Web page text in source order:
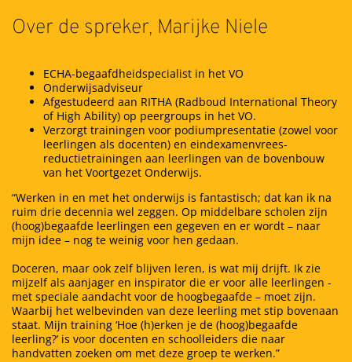
Over de spreker, Marijke Niele
ECHA-begaafdheidspecialist in het VO
Onderwijsadviseur
Afgestudeerd aan RITHA (Radboud International Theory
of High Ability) op peergroups in het VO.
Verzorgt trainingen voor podiumpresentatie (zowel voor
leerlingen als docenten) en eindexamenvrees-
reductietrainingen aan leerlingen van de bovenbouw
van het Voortgezet Onderwijs.
“Werken in en met het onderwijs is fantastisch; dat kan ik na
ruim drie decennia wel zeggen. Op middelbare scholen zijn
(hoog)begaafde leerlingen een gegeven en er wordt – naar
mijn idee – nog te weinig voor hen gedaan.
Doceren, maar ook zelf blijven leren, is wat mij drijft. Ik zie
mijzelf als aanjager en inspirator die er voor alle leerlingen -
met speciale aandacht voor de hoogbegaafde – moet zijn.
Waarbij het welbevinden van deze leerling met stip bovenaan
staat. Mijn training ‘Hoe (h)erken je de (hoog)begaafde
leerling?’ is voor docenten en schoolleiders die naar
handvatten zoeken om met deze groep te werken.”